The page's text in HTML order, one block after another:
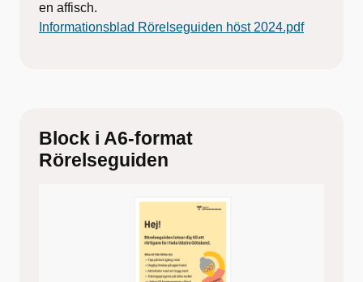
en affisch.
Informationsblad Rörelseguiden höst 2024.pdf
Block i A6-format
Rörelseguiden